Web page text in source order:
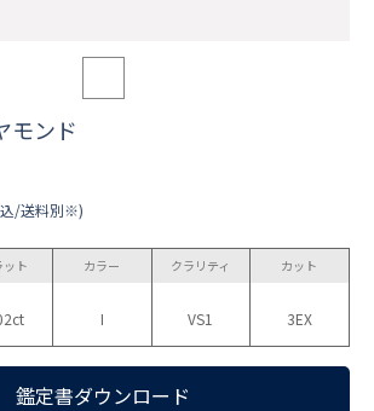
モンド
/送料別※)
ット カラー
I
クラリティ
VS1
カット
3EX
鑑定書ダウンロード